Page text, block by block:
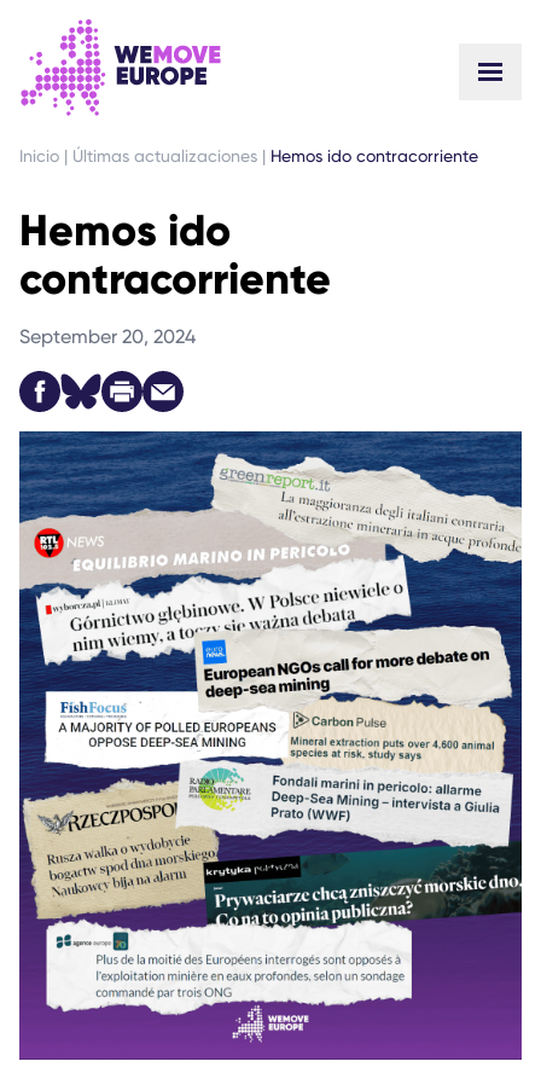
IR AL CONTENIDO PRINCIPAL
SALTAR AL PIE DE PÁGINA
Inicio | Últimas actualizaciones | Hemos ido contracorriente
Hemos ido
contracorriente
September 20, 2024